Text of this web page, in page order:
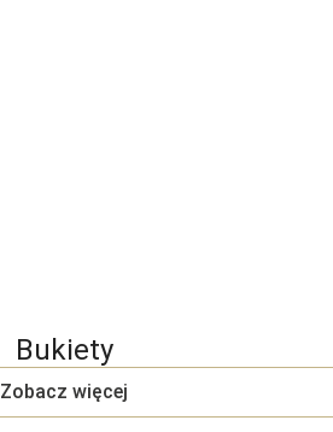
Bukiety
Zobacz więcej